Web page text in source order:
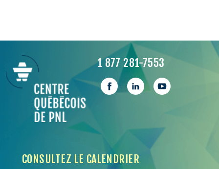
1 877 281-7553
CONSULTEZ LE CALENDRIER